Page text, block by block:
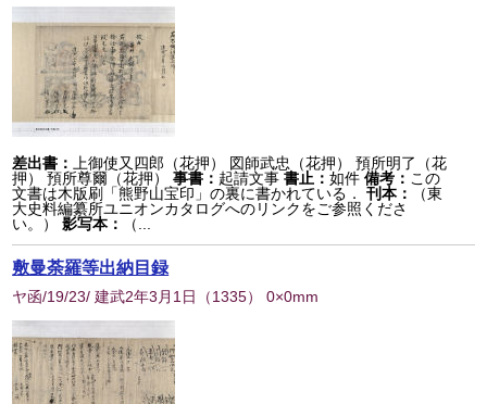
差出書：
上御使又四郎（花押） 図師武忠（花押） 預所明了（花
押） 預所尊爾（花押）
事書： 起請文事 書止：如件 備考： この
文書は木版刷「熊野山宝印」の裏に書かれている．
刊本：
（東
大史料編纂所ユニオンカタログへのリンクをご参照くださ
い。）
影写本： （...
敷曼荼羅等出納目録
ヤ函/19/23/ 建武2年3月1日 （1335） 0×0mm